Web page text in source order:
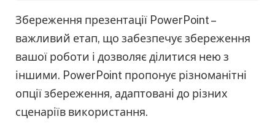
Збереження презентації PowerPoint –
важливий етап, що забезпечує збереження
вашої роботи і дозволяє ділитися нею з
іншими. PowerPoint пропонує різноманітні
опції збереження, адаптовані до різних
сценаріїв використання.